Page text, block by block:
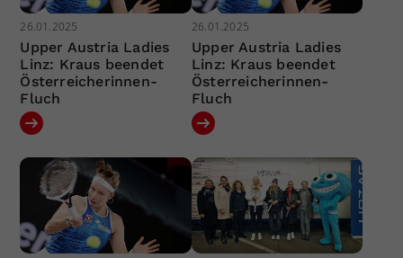
26.01.2025
Upper Austria Ladies
Linz: Kraus beendet
Österreicherinnen-
Fluch
26.01.2025
Upper Austria Ladies
Linz: Kraus beendet
Österreicherinnen-
Fluch